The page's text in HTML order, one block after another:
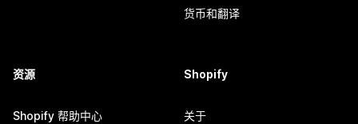
货币和翻译
资源
Shopify 帮助中心
Shopify
关于